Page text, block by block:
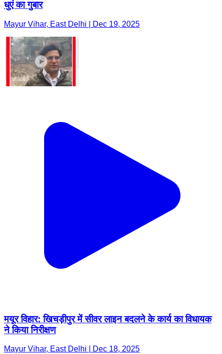
धुएं का गुबार
Mayur Vihar, East Delhi | Dec 19, 2025
मयूर विहार: खिचड़ीपुर में सीवर लाइन बदलने के कार्य का विधायक
ने किया निरीक्षण
Mayur Vihar, East Delhi | Dec 18, 2025